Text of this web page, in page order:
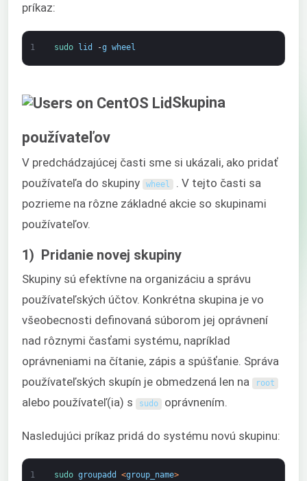
príkaz:
1 sudo lid -g wheel
Skupina
používateľov
V predchádzajúcej časti sme si ukázali, ako pridať
používateľa do skupiny
wheel . V tejto časti sa
pozrieme na rôzne základné akcie so skupinami
používateľov.
1) Pridanie novej skupiny
Skupiny sú efektívne na organizáciu a správu
používateľských účtov. Konkrétna skupina je vo
všeobecnosti definovaná súborom jej oprávnení
nad rôznymi časťami systému, napríklad
oprávneniami na čítanie, zápis a spúšťanie. Správa
používateľských skupín je obmedzená len na
root
alebo používateľ(ia) s sudo oprávnením.
Nasledujúci príkaz pridá do systému novú skupinu:
1 sudo groupadd <group_name>